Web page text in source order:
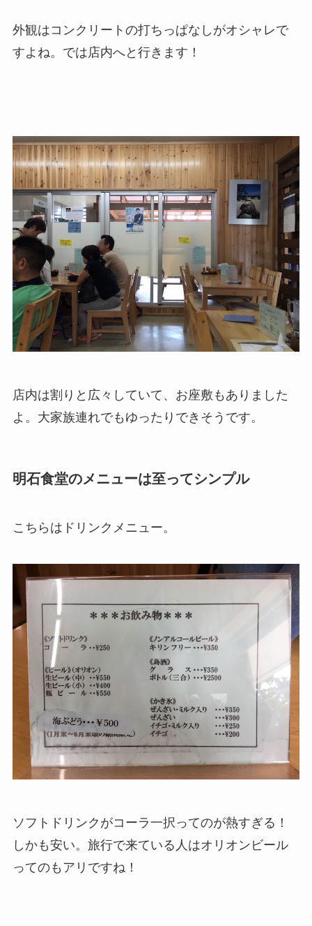
外観はコンクリートの打ちっぱなしがオシャレで
すよね。では店内へと行きます！
店内は割りと広々していて、お座敷もありました
よ。大家族連れでもゆったりできそうです。
明石食堂のメニューは至ってシンプル
こちらはドリンクメニュー。
ソフトドリンクがコーラ一択ってのが熱すぎる！
しかも安い。旅行で来ている人はオリオンビール
ってのもアリですね！